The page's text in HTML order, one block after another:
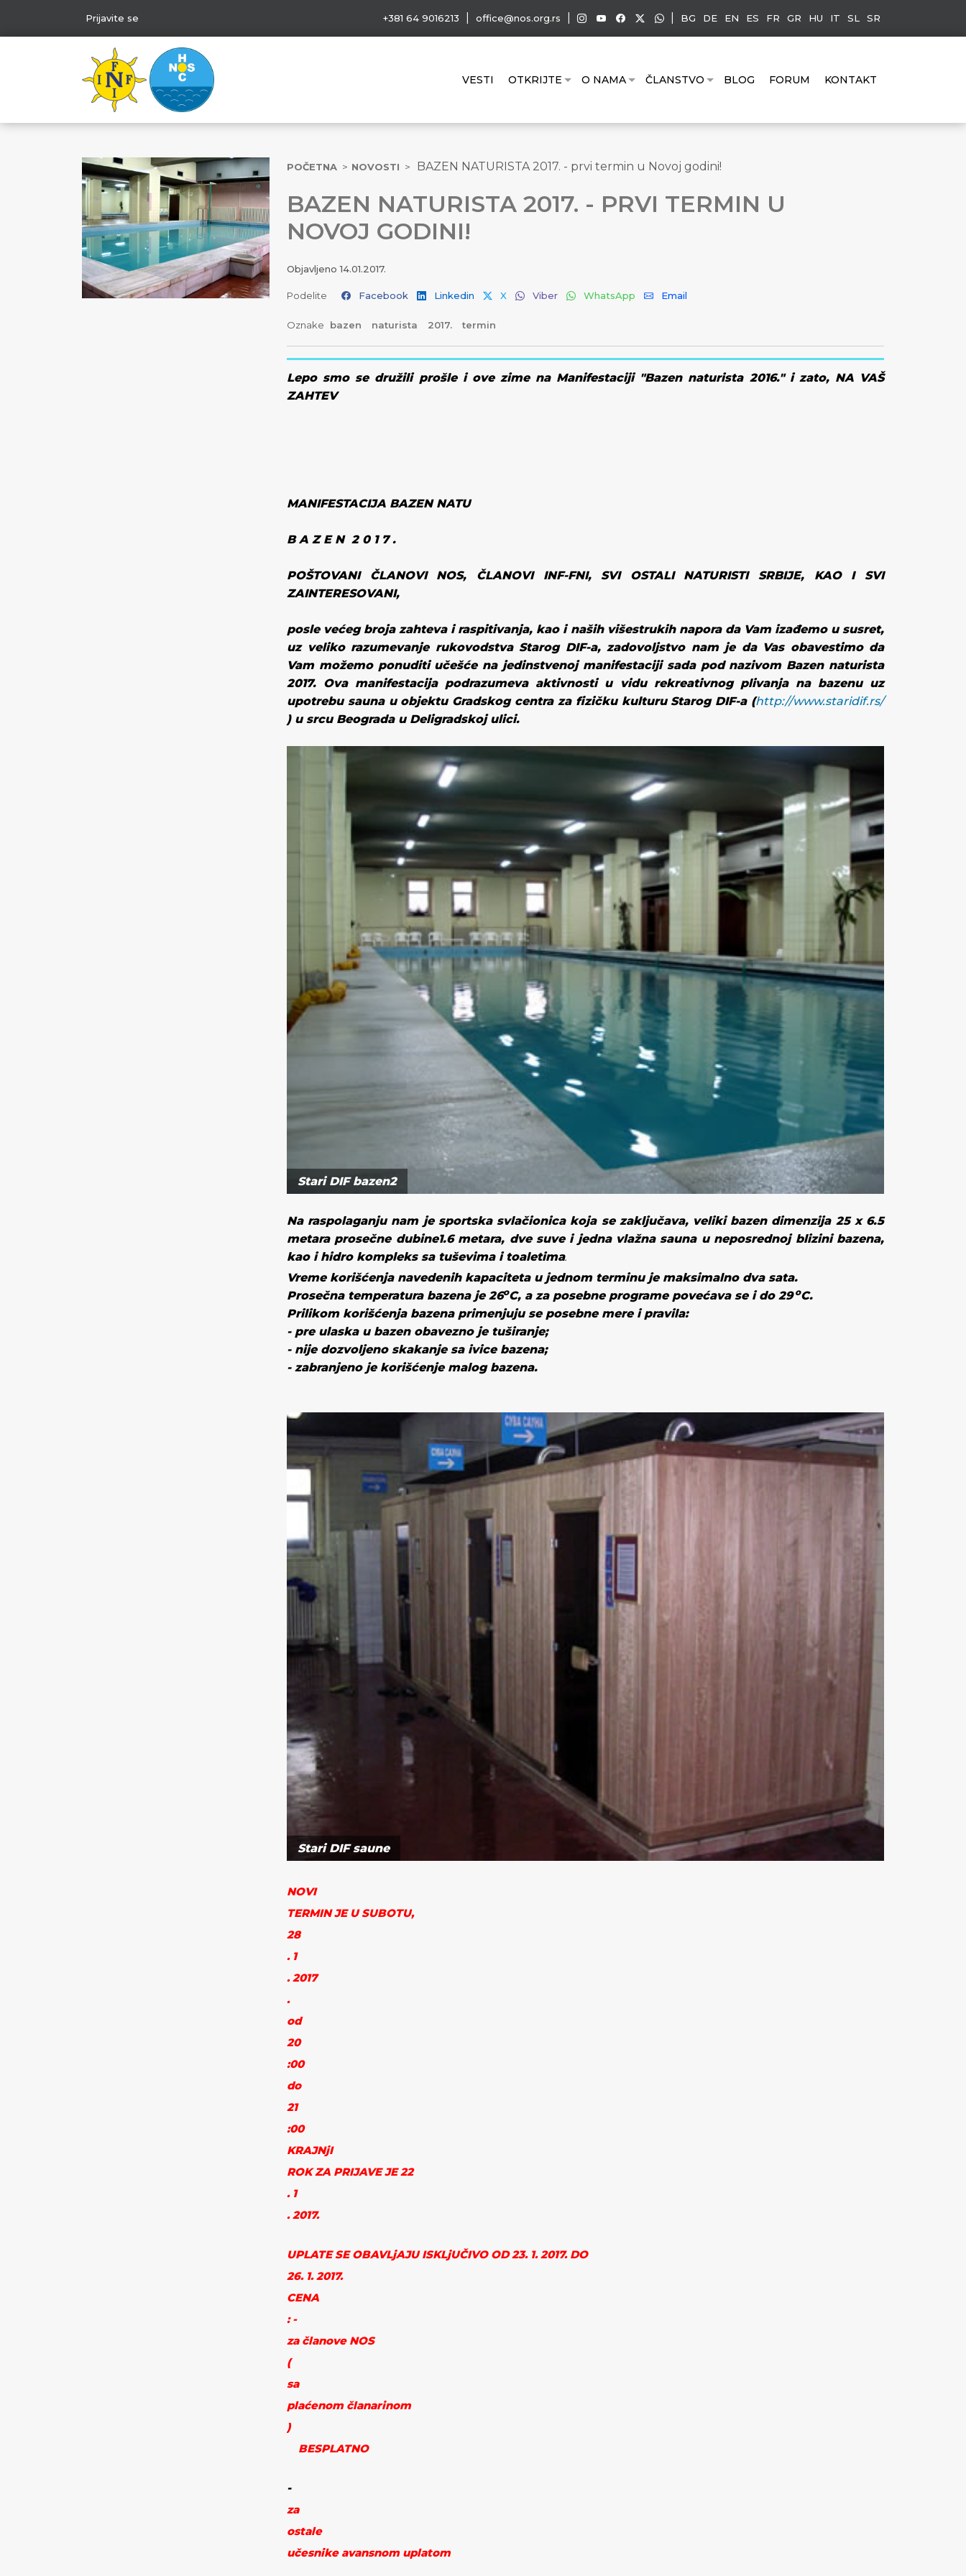
Prijavite se +381 64 9016213 office@nos.org.rs BG DE EN ES FR GR HU IT SL SR
VESTI OTKRIJTE O NAMA ČLANSTVO BLOG FORUM KONTAKT
POČETNA NOVOSTI BAZEN NATURISTA 2017. - prvi termin u Novoj godini!
BAZEN NATURISTA 2017. - PRVI TERMIN U
NOVOJ GODINI!
Objavljeno14.01.2017.
Podelite Facebook Linkedin X Viber WhatsApp Email
Oznake bazen naturista 2017. termin
Lepo smo se družili prošle i ove zime na Manifestaciji "Bazen naturista 2016." i zato, NA VAŠ
ZAHTEV
MANIFESTACIJA BAZEN NATU
B A Z E N 2 0 1 7 .
POŠTOVANI ČLANOVI NOS, ČLANOVI INF-FNI, SVI OSTALI NATURISTI SRBIJE, KAO I SVI
ZAINTERESOVANI,
posle većeg broja zahteva i raspitivanja, kao i naših višestrukih napora da Vam izađemo u susret,
uz veliko razumevanje rukovodstva Starog DIF-a, zadovoljstvo nam je da Vas obavestimo da
Vam možemo ponuditi učešće na jedinstvenoj manifestaciji sada pod nazivom Bazen naturista
2017. Ova manifestacija podrazumeva aktivnosti u vidu rekreativnog plivanja na bazenu uz
upotrebu sauna u objektu Gradskog centra za fizičku kulturu Starog DIF-a(http://www.staridif.rs/
) u srcu Beograda u Deligradskoj ulici.
Stari DIF bazen2
Na raspolaganju nam je sportska svlačionicakoja se zaključava, veliki bazen dimenzija 25 х6.5
metara prosečne dubine1.6 metara, dve suve i jedna vlažna sauna u neposrednoj blizini bazena,
kao i hidro kompleks sa tuševima i toaletima.
Vreme korišćenja navedenih kapaciteta u jednom terminu je maksimalno dva sata.
Prosečna temperatura bazena je 26oC, a za posebne programe povećava se i do 29oC.
Prilikom korišćenja bazena primenjuju se posebne mere i pravila:
- pre ulaska u bazen obavezno je tuširanje;
- nije dozvoljeno skakanje sa ivice bazena;
- zabranjeno je korišćenje malog bazena.
Stari DIF saune
NOVI
TERMIN JE U SUBOTU,
28
. 1
. 2017
.
od
20
:00
do
21
:00
KRAJNjI
ROK ZA PRIJAVE JE22
. 1
. 2017.
UPLATE SE OBAVLjAJU ISKLjUČIVO OD23. 1. 2017.DO
26. 1. 2017.
CENA
: -
za članove NOS
(
sa
plaćenom članarinom
)
BESPLATNO
-
za
ostale
učesnike avansnom uplatom